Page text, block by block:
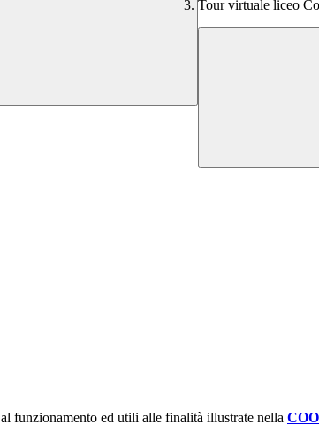
Tour virtuale liceo
funzionamento ed utili alle finalità illustrate nella